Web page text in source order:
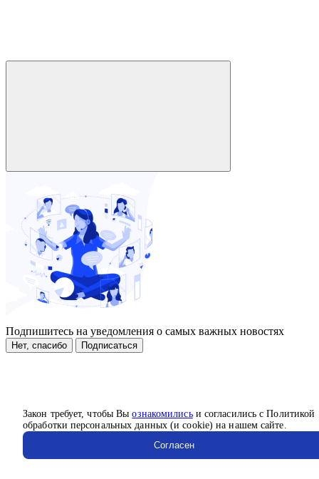
Закон требует, чтобы Выознакомилисьи согласились с Политикой
обработки персональных данных (и cookie) на нашем сайте.
Согласен
Подпишитесь на уведомления о самых важных новостях
Нет, спасибо Подписаться